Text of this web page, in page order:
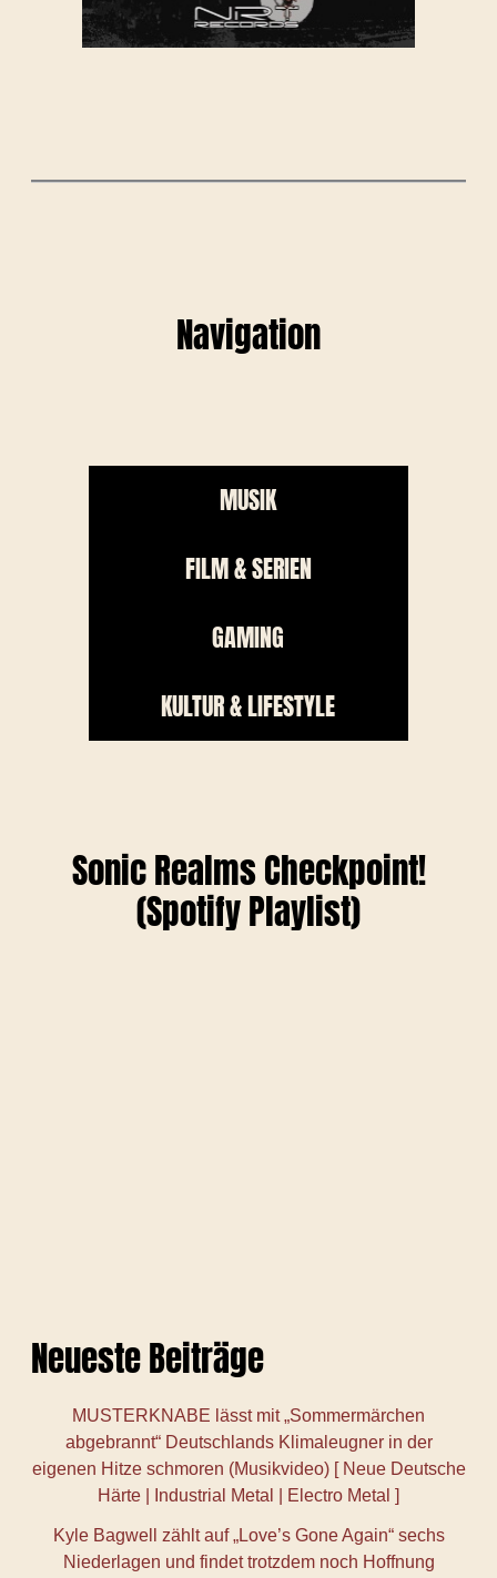
Navigation
MUSIK
FILM & SERIEN
GAMING
KULTUR & LIFESTYLE
Sonic Realms Checkpoint!
(Spotify Playlist)
Neueste Beiträge
MUSTERKNABE lässt mit „Sommermärchen
abgebrannt“ Deutschlands Klimaleugner in der
eigenen Hitze schmoren (Musikvideo) [ Neue Deutsche
Härte | Industrial Metal | Electro Metal ]
Kyle Bagwell zählt auf „Love’s Gone Again“ sechs
Niederlagen und findet trotzdem noch Hoffnung